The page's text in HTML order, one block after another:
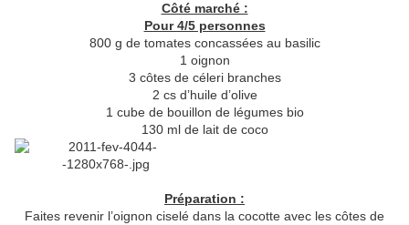
Côté marché :
Pour 4/5 personnes
800 g de tomates concassées au basilic
1 oignon
3 côtes de céleri branches
2 cs d’huile d’olive
1 cube de bouillon de légumes bio
130 ml de lait de coco
Préparation :
Faites revenir l’oignon ciselé dans la cocotte avec les côtes de